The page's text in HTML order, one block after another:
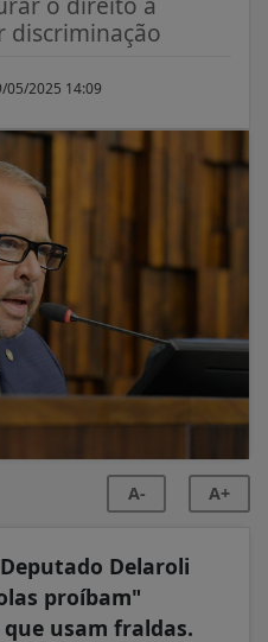
discriminação
05/2025 14:09
A- A+
Deputado Delaroli
proíbam"
usam fraldas.